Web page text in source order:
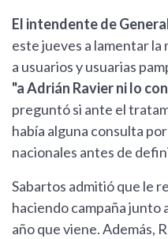
El intendente de
este jueves a lamentar
a usuarios y usuarias
"a Adrián Ravier ni lo
preguntó si ante el
había alguna consulta
nacionales antes de
Sabartos admitió que le
haciendo campaña junto
año que viene. Además,